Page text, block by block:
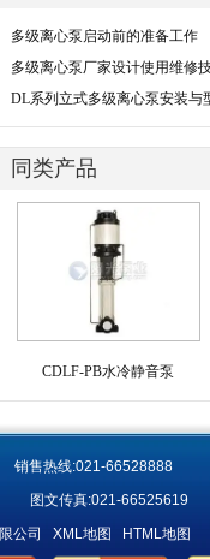
多级离心泵启动前的准备工作
多级离心泵厂家设计使用维修
DL系列立式多级离心泵安装与
同类产品
CDLF-PB水冷静音泵
售热线:021-66528888
文传真:021-66525619
公司 XML地图 HTML地图